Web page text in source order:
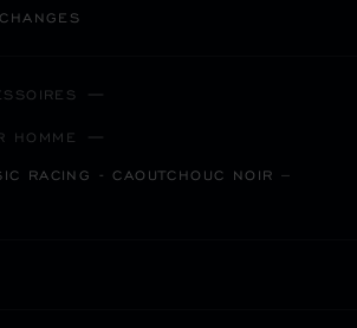
HOMME
RACING - CAOUTCHOUC NOIR –
(CHANGER DE PAYS)
DE PAYS